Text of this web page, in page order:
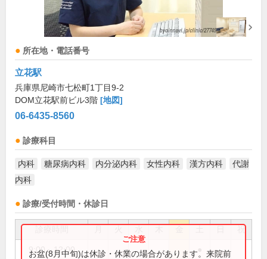
所在地・電話番号
立花駅
兵庫県尼崎市七松町1丁目9-2
DOM立花駅前ビル3階 [地図]
06-6435-8560
診療科目
内科 糖尿病内科 内分泌内科 女性内科 漢方内科
代謝
内科
診療/受付時間・休診日
祝
9:00～12:00
お盆(8月中旬)は休診・休業の場合があります。来院前